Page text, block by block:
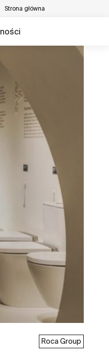
Strona główna
Roca Group